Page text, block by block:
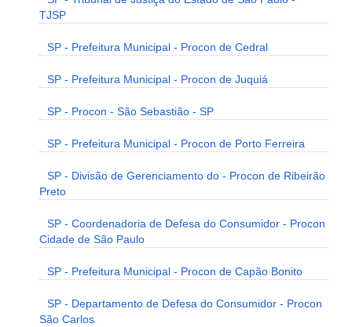
TJSP
SP - Prefeitura Municipal - Procon de Cedral
SP - Prefeitura Municipal - Procon de Juquiá
SP - Procon - São Sebastião - SP
SP - Prefeitura Municipal - Procon de Porto Ferreira
SP - Divisão de Gerenciamento do - Procon de Ribeirão
Preto
SP - Coordenadoria de Defesa do Consumidor - Procon
Cidade de São Paulo
SP - Prefeitura Municipal - Procon de Capão Bonito
SP - Departamento de Defesa do Consumidor - Procon
São Carlos